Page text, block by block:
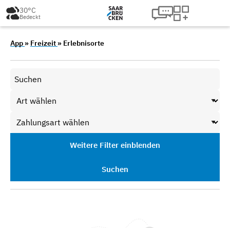
30°C
Bedeckt
App » Freizeit » Erlebnisorte
Weitere Filter einblenden
Suchen